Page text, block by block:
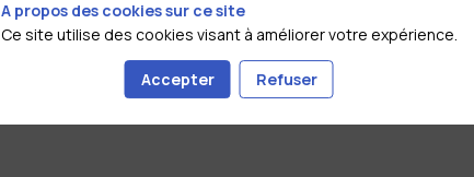
A propos des cookies sur ce site
Ce site utilise des cookies visant à améliorer votre expérience.
Accepter Refuser